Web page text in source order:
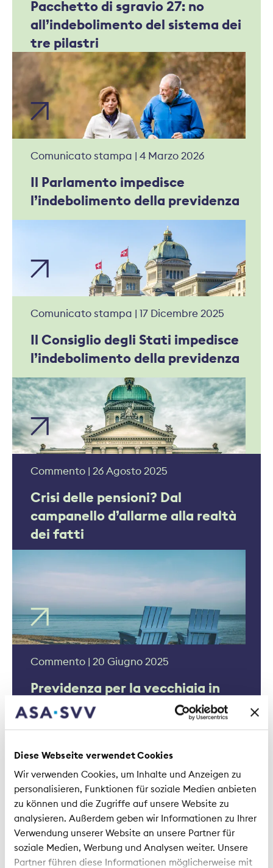
Diese Webseite verwendet Cookies
Wir verwenden Cookies, um Inhalte und Anzeigen zu
personalisieren, Funktionen für soziale Medien anbieten
zu können und die Zugriffe auf unsere Website zu
analysieren. Außerdem geben wir Informationen zu Ihrer
Verwendung unserer Website an unsere Partner für
soziale Medien, Werbung und Analysen weiter. Unsere
Partner führen diese Informationen möglicherweise mit
Pacchetto di sgravio 27: no
all’indebolimento del sistema dei
tre pilastri
Comunicato stampa | 4 Marzo 2026
Il Parlamento impedisce
l’indebolimento della previdenza
Comunicato stampa | 17 Dicembre 2025
Il Consiglio degli Stati impedisce
l’indebolimento della previdenza
Commento | 26 Agosto 2025
Crisi delle pensioni? Dal
campanello d’allarme alla realtà
dei fatti
Commento | 20 Giugno 2025
Previdenza per la vecchiaia in
Svizzera: il vantaggio della
diversificazione